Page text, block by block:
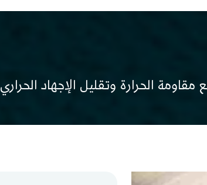
مقاومة الحرارة وتقليل الإجهاد الحراري